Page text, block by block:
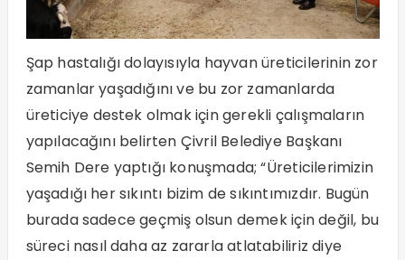
Şap hastalığı dolayısıyla hayvan üreticilerinin zor
zamanlar yaşadığını ve bu zor zamanlarda
üreticiye destek olmak için gerekli çalışmaların
yapılacağını belirten Çivril Belediye Başkanı
Semih Dere yaptığı konuşmada; “Üreticilerimizin
yaşadığı her sıkıntı bizim de sıkıntımızdır. Bugün
burada sadece geçmiş olsun demek için değil, bu
süreci nasıl daha az zararla atlatabiliriz diye